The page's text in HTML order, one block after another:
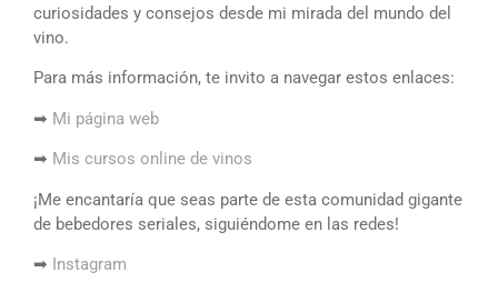
curiosidades y consejos desde mi mirada del mundo del
vino.
Para más información, te invito a navegar estos enlaces:
➡ Mi página web
➡ Mis cursos online de vinos
¡Me encantaría que seas parte de esta comunidad gigante
de bebedores seriales, siguiéndome en las redes!
➡ Instagram